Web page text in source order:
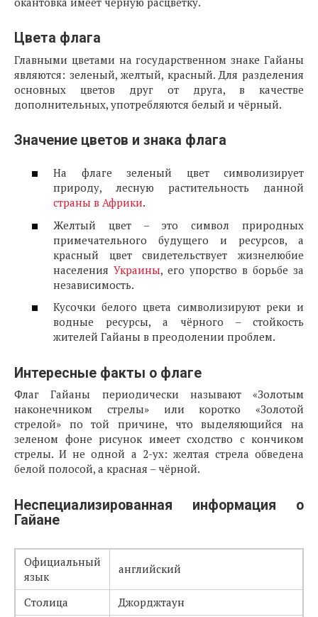
Цвета флага
Главными цветами на государственном знаке Гайаны
являются: зеленый, желтый, красный. Для разделения
основных цветов друг от друга, в качестве
дополнительных, употребляются белый и чёрный.
Значение цветов и знака флага
На флаге зеленый цвет символизирует
природу, лесную растительность данной
страны в Африки.
Желтый цвет – это символ природных
примечательного будущего и ресурсов, а
красный цвет свидетельствует жизнелюбие
населения Украины, его упорство в борьбе за
независимость.
Кусочки белого цвета символизируют реки и
водные ресурсы, а чёрного – стойкость
жителей Гайаны в преодолении проблем.
Интересные факты о флаге
Флаг Гайаны периодически называют «Золотым
наконечником стрелы» или коротко «Золотой
стрелой» по той причине, что выделяющийся на
зеленом фоне рисунок имеет сходство с кончиком
стрелы. И не одной а 2-ух: желтая стрела обведена
белой полосой, а красная – чёрной.
Неспециализированная информация о
Гайане
Официальный
язык
английский
Столица
Джорджтаун